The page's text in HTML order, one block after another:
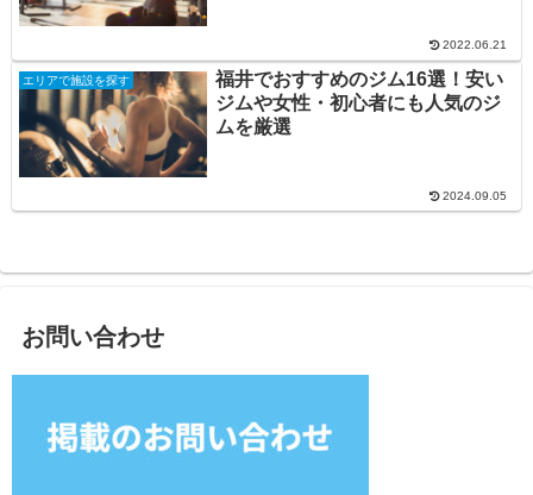
2022.06.21
エリアで施設を探す
福井でおすすめのジム16選！安い
ジムや女性・初心者にも人気のジ
ムを厳選
2024.09.05
お問い合わせ